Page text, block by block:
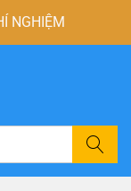
NGHIỆM
Tìm